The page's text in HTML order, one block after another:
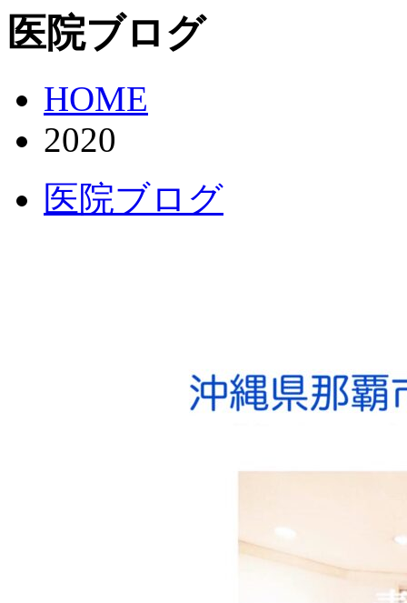
医院ブログ
HOME
2020
医院ブログ